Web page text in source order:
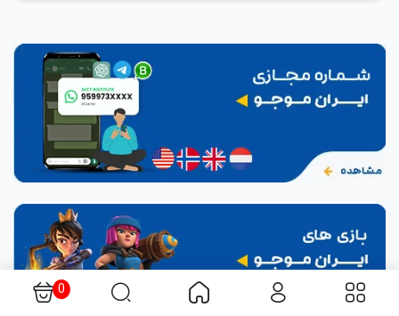
0